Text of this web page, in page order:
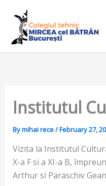
content
Institutul
Bymihai rece/February 27,
Vizita la Institutul
X-a F si a XI-a B,
Arthur si Paraschiv